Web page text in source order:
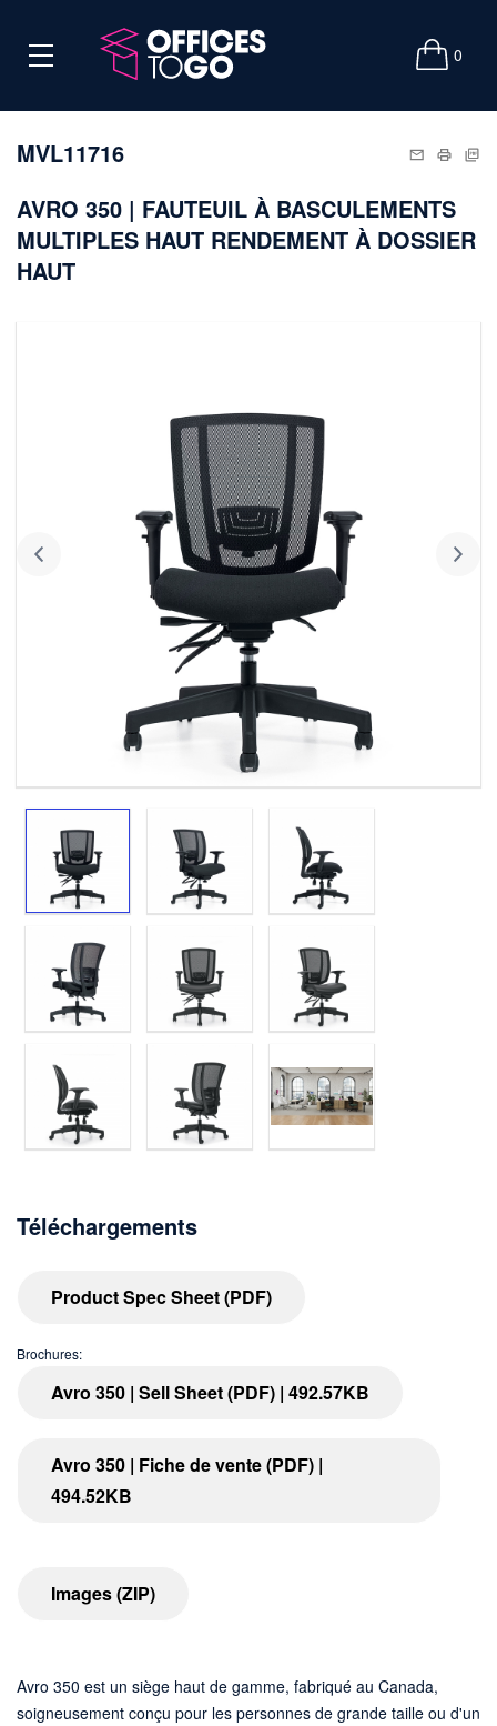
0
MVL11716
AVRO 350 | FAUTEUIL À BASCULEMENTS
MULTIPLES HAUT RENDEMENT À DOSSIER
HAUT
Téléchargements
Product Spec Sheet (PDF)
Brochures:
Avro 350 | Sell Sheet (PDF) | 492.57KB
Avro 350 | Fiche de vente (PDF) |
494.52KB
Images (ZIP)
Avro 350 est un siège haut de gamme, fabriqué au Canada,
soigneusement conçu pour les personnes de grande taille ou d'un